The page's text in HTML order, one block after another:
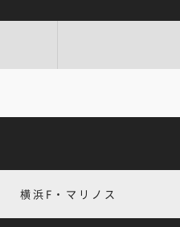
横浜F・マリノス